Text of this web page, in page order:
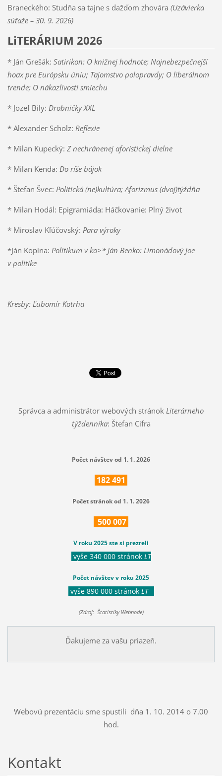
Braneckého: Studňa sa tajne s dažďom zhovára (Uzávierka
súťaže – 30. 9. 2026)
LiTERÁRIUM 2026
* Ján Grešák: Satirikon: O knižnej hodnote; Najnebezpečnejší
hoax pre Európsku úniu; Tajomstvo polopravdy; O liberálnom
trende; O nákazlivosti smiechu
* Jozef Bily: Drobničky XXL
* Alexander Scholz: Reflexie
* Milan Kupecký: Z nechránenej aforistickej dielne
* Milan Kenda: Do ríše bájok
* Štefan Švec: Politická (ne)kultúra; Aforizmus (dvoj)týždňa
* Milan Hodál: Epigramiáda: Háčkovanie: Plný život
* Miroslav Kľúčovský: Para výroky
*Ján Kopina: Politikum v ko>* Ján Benko: Limonádový Joe
v politike
Kresby: Ľubomír Kotrha
Správca a administrátor webových stránok Literárneho
týždenníka: Štefan Cifra
Počet návštev od 1. 1. 2026
182491
Počet stránok od 1. 1. 2026
500007
V roku 2025 ste si prezreli
vyše 340 000 stránok LT
Počet návštev v roku 2025
vyše 890 000 stránok LT
(Zdroj: Štatistiky Webnode)
Ďakujeme za vašu priazeň.
Webovú prezentáciu sme spustili dňa 1. 10. 2014 o 7.00
hod.
Kontakt